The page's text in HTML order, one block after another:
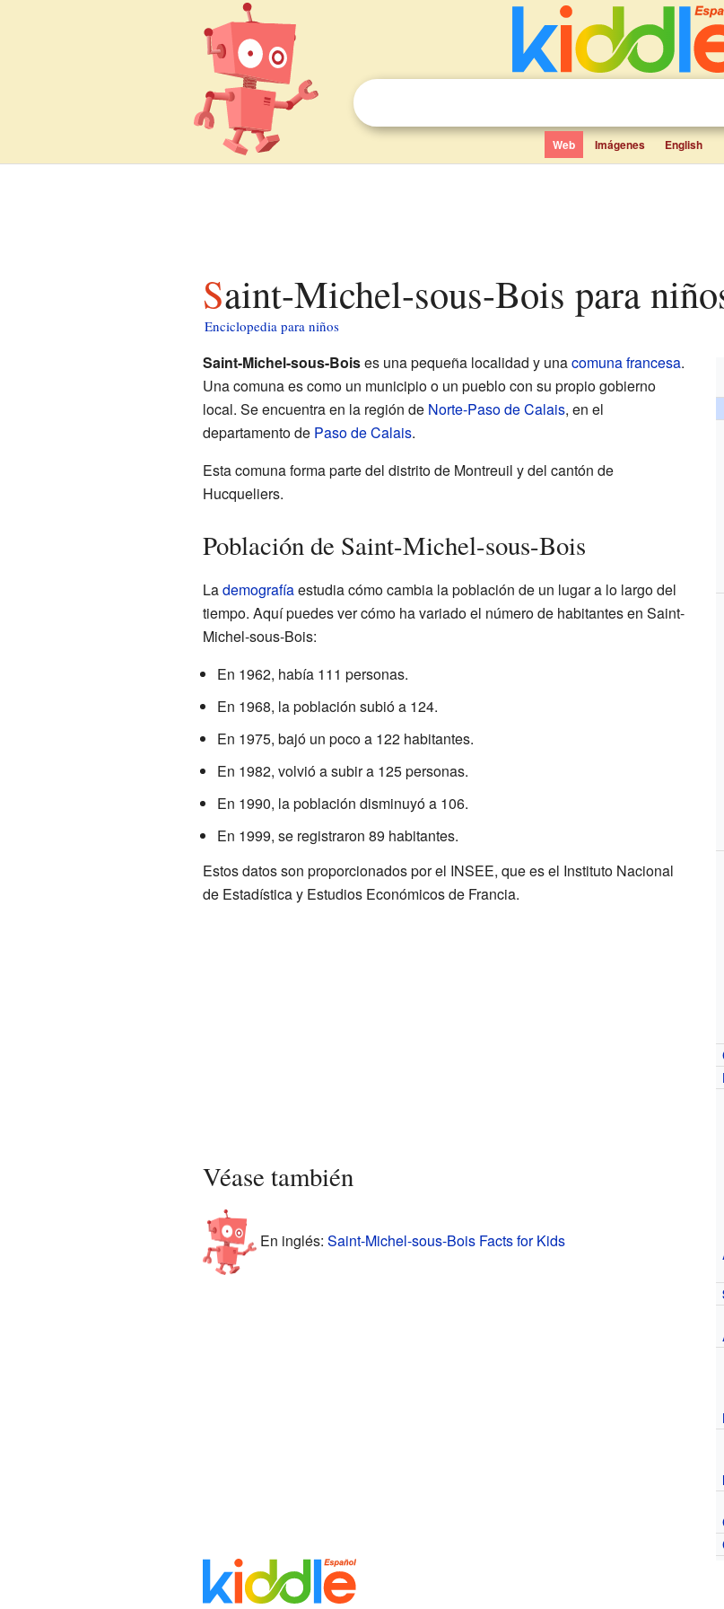
Web Imágenes English
Saint-Michel-sous-Bois para
Enciclopedia para niños
Saint-Michel-sous-Boises una pequeña localidad y unacomuna francesa.
Una comuna es como un municipio o un pueblo con su propio gobierno
local. Se encuentra en la región de Norte-Paso de Calais, en el
departamento de Paso de Calais.
Esta comuna forma parte del distrito de Montreuil y del cantón de
Hucqueliers.
Población de Saint-Michel-sous-Bois
Lademografíaestudia cómo cambia la población de un lugar a lo largo del
tiempo. Aquí puedes ver cómo ha variado el número de habitantes en Saint-
Michel-sous-Bois:
En 1962, había 111 personas.
En 1968, la población subió a 124.
En 1975, bajó un poco a 122 habitantes.
En 1982, volvió a subir a 125 personas.
En 1990, la población disminuyó a 106.
En 1999, se registraron 89 habitantes.
Estos datos son proporcionados por el INSEE, que es el Instituto Nacional
de Estadística y Estudios Económicos de Francia.
Véase también
En inglés: Saint-Michel-sous-Bois Facts for Kids